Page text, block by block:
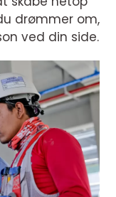
drømmer om,
ved din side.